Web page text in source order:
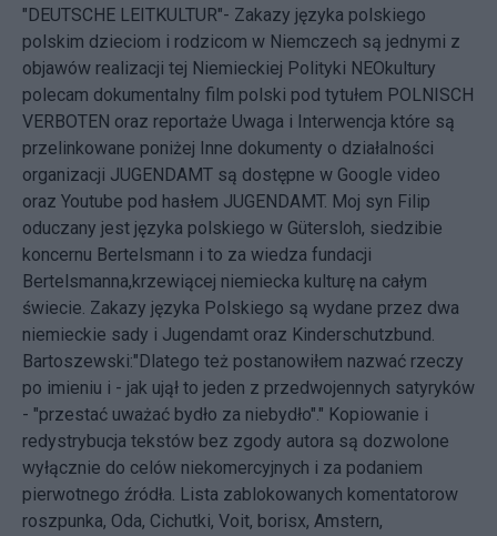
"DEUTSCHE LEITKULTUR"- Zakazy języka polskiego
polskim dzieciom i rodzicom w Niemczech są jednymi z
objawów realizacji tej Niemieckiej Polityki NEOkultury
polecam dokumentalny film polski pod tytułem POLNISCH
VERBOTEN oraz reportaże Uwaga i Interwencja które są
przelinkowane poniżej Inne dokumenty o działalności
organizacji JUGENDAMT są dostępne w Google video
oraz Youtube pod hasłem JUGENDAMT. Moj syn Filip
oduczany jest języka polskiego w Gütersloh, siedzibie
koncernu Bertelsmann i to za wiedza fundacji
Bertelsmanna,krzewiącej niemiecka kulturę na całym
świecie. Zakazy języka Polskiego są wydane przez dwa
niemieckie sady i Jugendamt oraz Kinderschutzbund.
Bartoszewski:"Dlatego też postanowiłem nazwać rzeczy
po imieniu i - jak ujął to jeden z przedwojennych satyryków
- "przestać uważać bydło za niebydło"." Kopiowanie i
redystrybucja tekstów bez zgody autora są dozwolone
wyłącznie do celów niekomercyjnych i za podaniem
pierwotnego źródła. Lista zablokowanych komentatorow
roszpunka, Oda, Cichutki, Voit, borisx, Amstern,